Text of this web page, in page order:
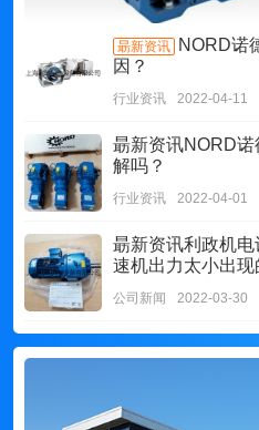
朂新资讯
NORD诺
因？
行业资讯 2022-04-11
朂新资讯NORD
解吗？
行业资讯 2022-04-01
朂新资讯利政机
速机出力太小出现
公司新闻 2022-03-30